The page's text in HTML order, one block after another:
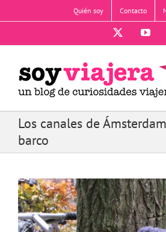
Quién soy Contacto
Los canales de
barco
Ver
imagen
más
grande